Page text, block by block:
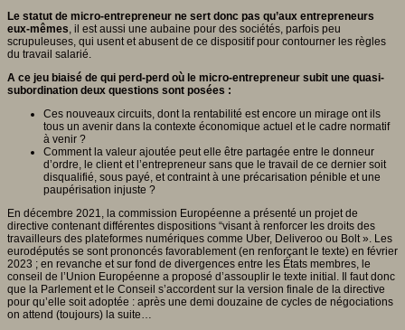
Le statut de micro-entrepreneur ne sert donc pas qu’aux entrepreneurs
eux-mêmes, il est aussi une aubaine pour des sociétés, parfois peu
scrupuleuses, qui usent et abusent de ce dispositif pour contourner les règles
du travail salarié.
A ce jeu biaisé de qui perd-perd où le micro-entrepreneur subit une quasi-
subordination deux questions sont posées :
Ces nouveaux circuits, dont la rentabilité est encore un mirage ont ils
tous un avenir dans la contexte économique actuel et le cadre normatif
à venir ?
Comment la valeur ajoutée peut elle être partagée entre le donneur
d’ordre, le client et l’entrepreneur sans que le travail de ce dernier soit
disqualifié, sous payé, et contraint à une précarisation pénible et une
paupérisation injuste ?
En décembre 2021, la commission Européenne a présenté un projet de
directive contenant différentes dispositions “visant à renforcer les droits des
travailleurs des plateformes numériques comme Uber, Deliveroo ou Bolt ». Les
eurodéputés se sont prononcés favorablement (en renforçant le texte) en février
2023 ; en revanche et sur fond de divergences entre les États membres, le
conseil de l’Union Européenne a proposé d’assouplir le texte initial. Il faut donc
que la Parlement et le Conseil s’accordent sur la version finale de la directive
pour qu’elle soit adoptée : après une demi douzaine de cycles de négociations
on attend (toujours) la suite…